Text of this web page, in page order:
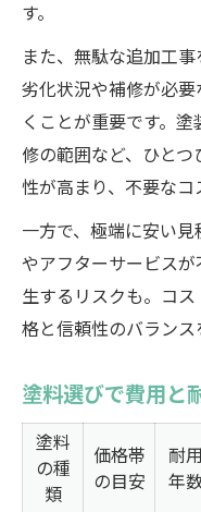
す。
また、無駄な追加工
劣化状況や補修が必
くことが重要です。
修の範囲など、ひと
性が高まり、不要なコ
一方で、極端に安い
やアフターサービス
生するリスクも。コ
格と信頼性のバランス
塗料選びで費用と
塗料
の種
類
価格帯
の目安
耐用
年